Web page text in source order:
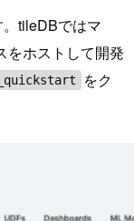
tileDBではマ
をホストして開発
をク